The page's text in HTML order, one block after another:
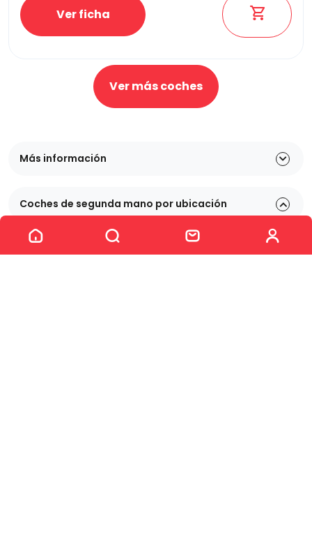
Ver los 32 coches
Ver ficha
Ver más coches
Más información
Coches de segunda mano por ubicación
Kia XCeed en Alicante
Kia XCeed en Murcia